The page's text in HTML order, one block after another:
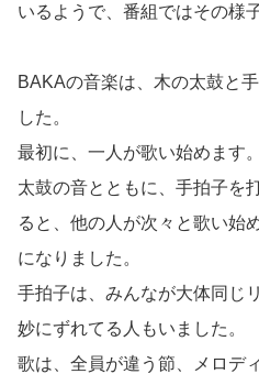
いるようで、番組ではその様
BAKAの音楽は、木の太鼓と
した。
最初に、一人が歌い始めます。
太鼓の音とともに、手拍子を
ると、他の人が次々と歌い始
になりました。
手拍子は、みんなが大体同じ
妙にずれてる人もいました。
歌は、全員が違う節、メロデ